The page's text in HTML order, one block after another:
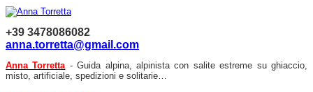
+39 3478086082
anna.torretta@gmail.com
Anna Torretta - Guida alpina, alpinista con salite estreme su ghiaccio,
misto, artificiale, spedizioni e solitarie…